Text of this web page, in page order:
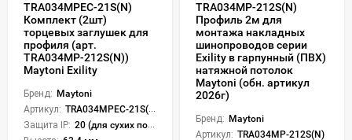
TRA034MPEC-21S(N)
Комплект (2шт)
торцевых заглушек для
профиля (арт.
TRA034MP-212S(N))
Maytoni Exility
Бренд: Maytoni
Артикул: TRA034MPEC-21S(N)
Защита IP: 20 (для сухих пом.)
TRA034MP-212S(N)
Профиль 2м для
монтажа накладных
шинопроводов серии
Exility в гарпунный (ПВХ)
натяжной потолок
Maytoni (обн. артикул
2026г)
Бренд: Maytoni
Артикул: TRA034MP-212S(N)